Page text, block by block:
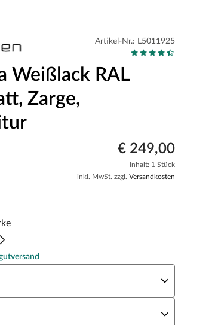
Artikel-Nr.: L5011925
Weißlack RAL
Zarge,
€ 249,00
Inhalt: 1 Stück
inkl. MwSt. zzgl. Versandkosten